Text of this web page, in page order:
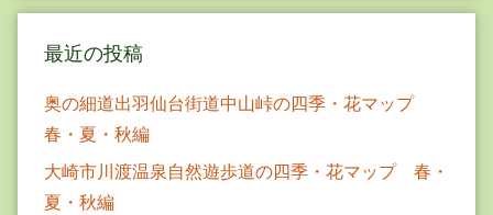
最近の投稿
奥の細道出羽仙台街道中山峠の四季・花マップ
春・夏・秋編
大崎市川渡温泉自然遊歩道の四季・花マップ 春・
夏・秋編